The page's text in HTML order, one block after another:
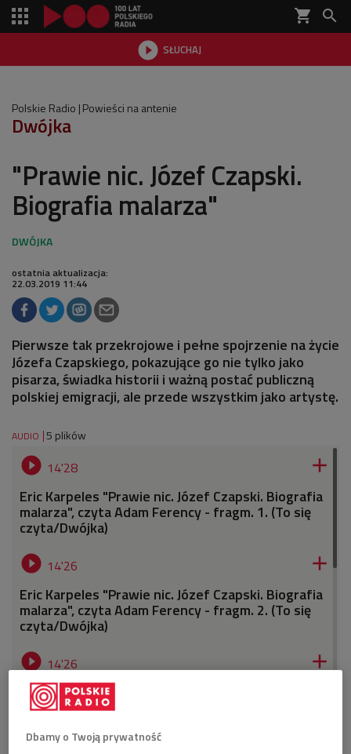
shopping_cart 
 SŁUCHAJ

Polskie Radio Powieści na antenie
Dwójka
"Prawie nic. Józef Czapski.
Biografia malarza"
ostatnia aktualizacja:
22.03.2019 11:44
Pierwsze tak przekrojowe i pełne spojrzenie na życie
Józefa Czapskiego, pokazujące go nie tylko jako
pisarza, świadka historii i ważną postać publiczną
polskiej emigracji, ale przede wszystkim jako artystę.
AUDIO 5 plików
 14'28 
Eric Karpeles "Prawie nic. Józef Czapski. Biografia
malarza", czyta Adam Ferency - fragm. 1. (To się
czyta/Dwójka)
 14'26 
Eric Karpeles "Prawie nic. Józef Czapski. Biografia
malarza", czyta Adam Ferency - fragm. 2. (To się
czyta/Dwójka)
 14'26 
Eric Karpeles "Prawie nic. Józef Czapski. Biografia
malarza", czyta Adam Ferency - fragm. 3. (To się
Dbamy o Twoją prywatność